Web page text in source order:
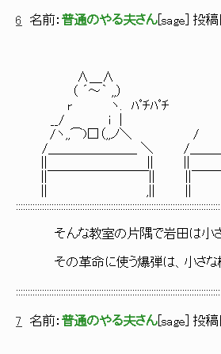
6 名前： 普通のやる夫さん sage ] 投稿
∧＿∧
（ ´～｀ ,,）
r ヽ. ﾊﾟﾁﾊﾟﾁ
__/ i |
/ヽ,,⌒)□（,,ノ
/＿＿＿＿＿＿＿ ＼ /＿＿＿
そんな教室の片隅で岩田は小さ
その革命に使う爆弾は、小さな機
7 名前： 普通のやる夫さん sage ] 投稿